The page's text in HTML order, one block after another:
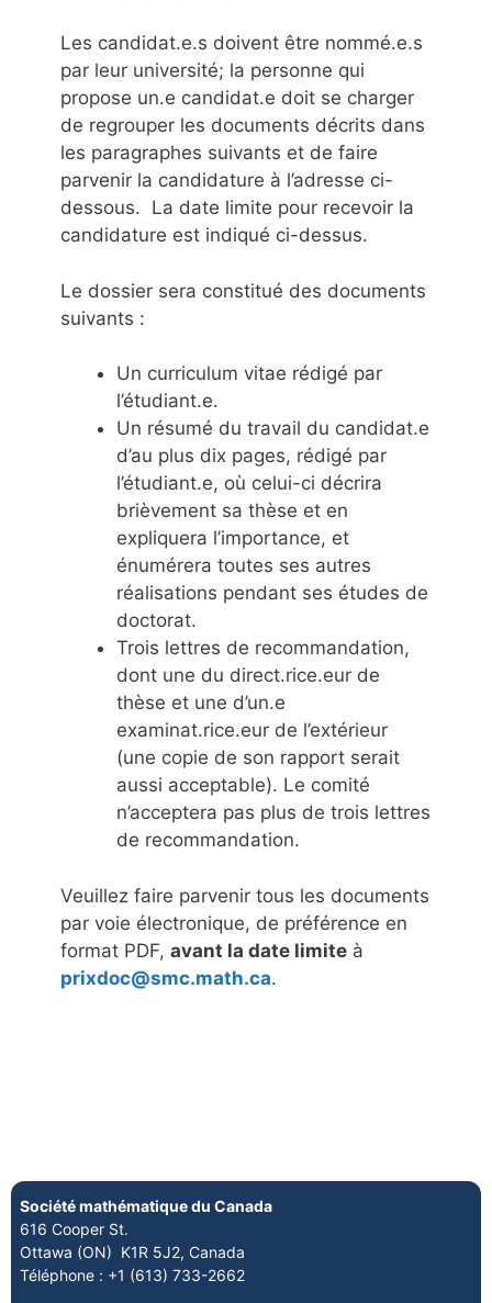
Les candidat.e.s doivent être nommé.e.s
par leur université; la personne qui
propose un.e candidat.e doit se charger
de regrouper les documents décrits dans
les paragraphes suivants et de faire
parvenir la candidature à l’adresse ci-
dessous. La date limite pour recevoir la
candidature est indiqué ci-dessus.
Le dossier sera constitué des documents
suivants :
Un curriculum vitae rédigé par
l’étudiant.e.
Un résumé du travail du candidat.e
d’au plus dix pages, rédigé par
l’étudiant.e, où celui-ci décrira
brièvement sa thèse et en
expliquera l’importance, et
énumérera toutes ses autres
réalisations pendant ses études de
doctorat.
Trois lettres de recommandation,
dont une du direct.rice.eur de
thèse et une d’un.e
examinat.rice.eur de l’extérieur
(une copie de son rapport serait
aussi acceptable). Le comité
n’acceptera pas plus de trois lettres
de recommandation.
Veuillez faire parvenir tous les documents
par voie électronique, de préférence en
format PDF, avant la date limite à
prixdoc@smc.math.ca.
Société mathématique du Canada
616 Cooper St.
Ottawa (ON) K1R 5J2, Canada
Téléphone : +1 (613) 733-2662